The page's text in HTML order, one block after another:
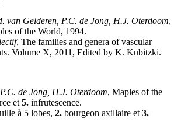
van Gelderen, P.C. de Jong, H.J. Oterdoom,
of the World, 1994.
, The families and genera of vascular
Volume X, 2011, Edited by K. Kubitzki.
de Jong, H.J. Oterdoom, Maples of the
et 5. infrutescence.
à 5 lobes, 2. bourgeon axillaire et 3.